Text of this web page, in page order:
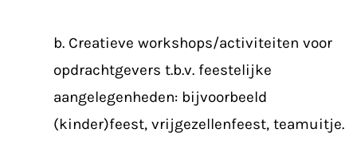
b. Creatieve workshops/activiteiten voor
opdrachtgevers t.b.v. feestelijke
aangelegenheden: bijvoorbeeld
(kinder)feest, vrijgezellenfeest, teamuitje.